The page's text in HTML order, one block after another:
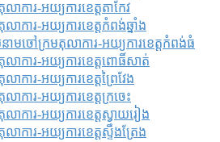
ាការ-អយ្យការខេត្តតាកែវ
ាការ-អយ្យការខេត្តកំពង់ឆ្នាំង
ាមចៅក្រមតុលាការ-អយ្យការខេត្តកំពង់ធំ
ាការ-អយ្យការខេត្តពោធិ៍សាត់
ាការ-អយ្យការខេត្តព្រៃវែង
ាការ-អយ្យការខេត្តក្រចេះ
ាការ-អយ្យការខេត្តស្វាយរៀង
ាការ-អយ្យការខេត្តស្ទឹងត្រែង